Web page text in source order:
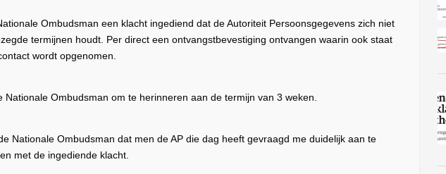
Ombudsman een klacht ingediend dat de Autoriteit Persoonsgegevens zich niet
termijnen houdt. Per direct een ontvangstbevestiging ontvangen waarin ook staat
wordt opgenomen.
Nationale Ombudsman om te herinneren aan de termijn van 3 weken.
Nationale Ombudsman dat men de AP die dag heeft gevraagd me duidelijk aan te
met de ingediende klacht.